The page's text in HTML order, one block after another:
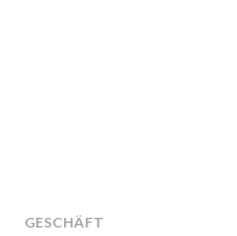
GESCHÄFT